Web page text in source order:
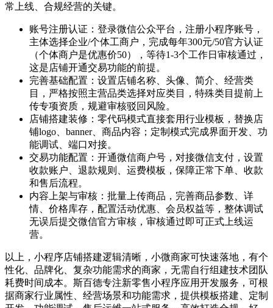
常上线、合规经营的关键。
账号注册认证：登录微信公众平台，注册小程序账号，
主体选择企业/个体工商户，完成每年300元/50官方认证
（个体商户是优惠价50），等待1-3个工作日审核通过，
这是店铺开通交易功能的前提。
完善基础配置：设置店铺名称、头像、简介、经营类
目，严格按照主营品类选择对应类目，特殊类目提前上
传专项资质，规避审核驳回风险。
店铺搭建装修：零代码模式直接套用行业模板，替换店
铺logo、banner、商品内容；定制模式完成界面开发、功
能调试、端口对接。
交易功能配置：开通微信商户号，对接微信支付，设置
收款账户、退款规则、运费模板，保障正常下单、收款
和售后流程。
内容上架与审核：批量上传商品，完善商品参数、详
情、价格库存，配置活动优惠、会员权益等，整体调试
无误后提交微信官方审核，审核通过即可正式上线运
营。
以上，小程序店铺搭建逻辑清晰，小微商家可快速落地，有个
性化、品牌化、复杂功能需求的商家，无需自行组建技术团队
耗费时间成本。斯百德专注新零售小程序应用开发服务，可根
据商家行业属性、经营场景和功能需求，提供模板搭建、定制